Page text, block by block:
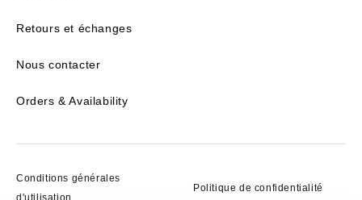
Retours et échanges
Nous contacter
Orders & Availability
Conditions générales
Politique de confidentialité